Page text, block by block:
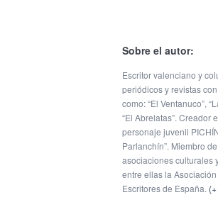
Sobre el autor:
Escritor valenciano y
periódicos y revistas
como: “El Ventanuco”,
“El Abrelatas”. Creador
personaje juvenil
Parlanchín”. Miembro
asociaciones culturales
entre ellas la
Escritores de España.